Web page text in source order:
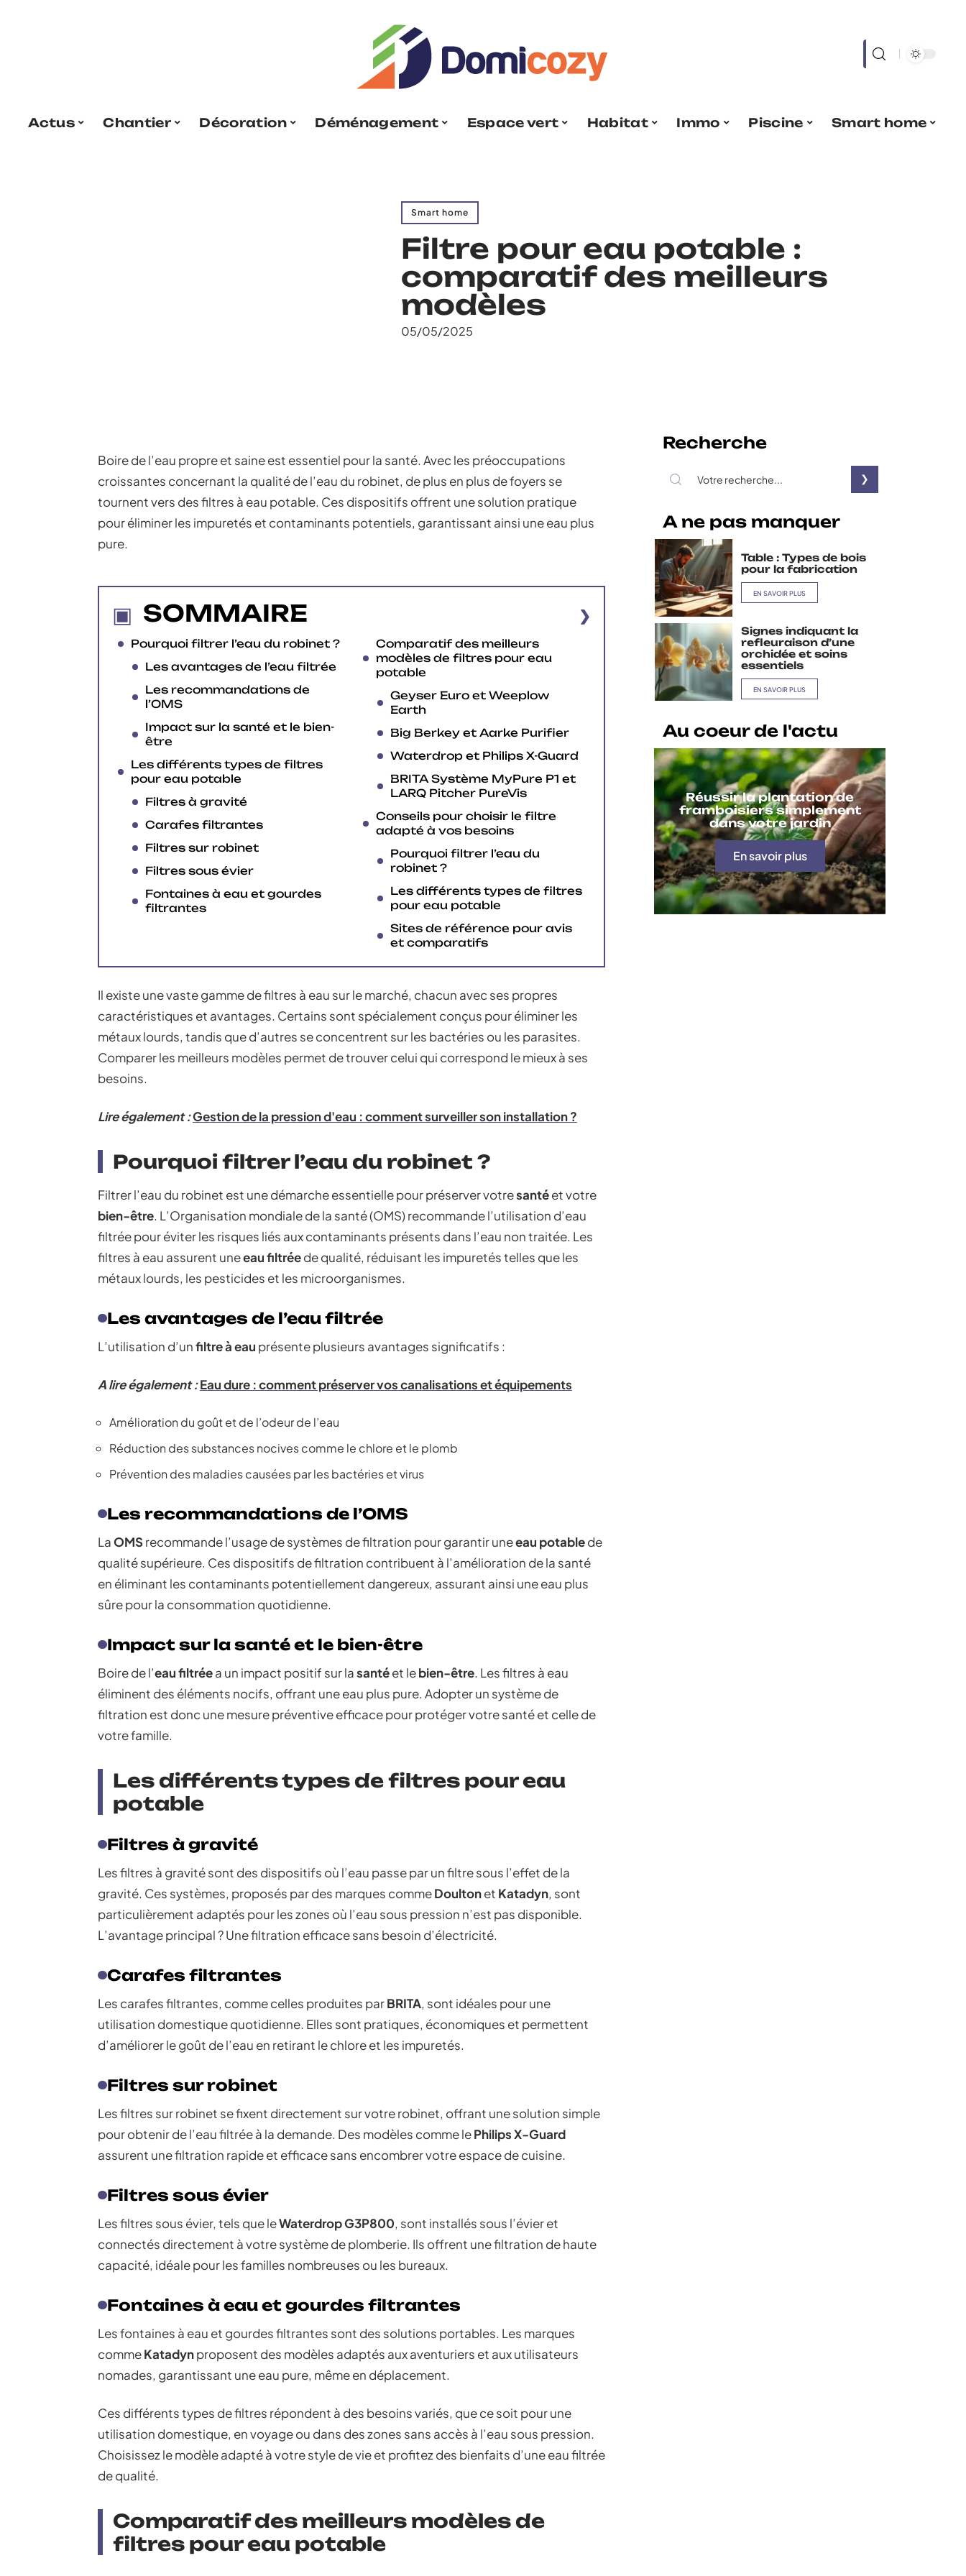
Actus Chantier Décoration Déménagement Espace vert Habitat Immo Piscine Smart home
Smart home
Filtre pour eau potable :
comparatif des meilleurs
modèles
05/05/2025
Boire de l’eau propre et saine est essentiel pour la santé. Avec les préoccupations
croissantes concernant la qualité de l’eau du robinet, de plus en plus de foyers se
tournent vers des filtres à eau potable. Ces dispositifs offrent une solution pratique
pour éliminer les impuretés et contaminants potentiels, garantissant ainsi une eau plus
pure.
SOMMAIRE
Pourquoi filtrer l’eau du robinet ?
Les avantages de l’eau filtrée
Les recommandations de
l’OMS
Impact sur la santé et le bien-
être
Les différents types de filtres
pour eau potable
Filtres à gravité
Carafes filtrantes
Filtres sur robinet
Filtres sous évier
Fontaines à eau et gourdes
filtrantes
Comparatif des meilleurs
modèles de filtres pour eau
potable
Geyser Euro et Weeplow
Earth
Big Berkey et Aarke Purifier
Waterdrop et Philips X-Guard
BRITA Système MyPure P1 et
LARQ Pitcher PureVis
Conseils pour choisir le filtre
adapté à vos besoins
Pourquoi filtrer l’eau du
robinet ?
Les différents types de filtres
pour eau potable
Sites de référence pour avis
et comparatifs
Il existe une vaste gamme de filtres à eau sur le marché, chacun avec ses propres
caractéristiques et avantages. Certains sont spécialement conçus pour éliminer les
métaux lourds, tandis que d’autres se concentrent sur les bactéries ou les parasites.
Comparer les meilleurs modèles permet de trouver celui qui correspond le mieux à ses
besoins.
Lire également :Gestion de la pression d'eau : comment surveiller son installation ?
Pourquoi filtrer l’eau du robinet ?
Filtrer l’eau du robinet est une démarche essentielle pour préserver votresantéet votre
bien-être. L’Organisation mondiale de la santé (OMS) recommande l’utilisation d’eau
filtrée pour éviter les risques liés aux contaminants présents dans l’eau non traitée. Les
filtres à eau assurent uneeau filtréede qualité, réduisant les impuretés telles que les
métaux lourds, les pesticides et les microorganismes.
Les avantages de l’eau filtrée
L’utilisation d’unfiltre à eau présente plusieurs avantages significatifs :
A lire également :Eau dure : comment préserver vos canalisations et équipements
Amélioration du goût et de l’odeur de l’eau
Réduction des substances nocives comme le chlore et le plomb
Prévention des maladies causées par les bactéries et virus
Les recommandations de l’OMS
LaOMSrecommande l’usage de systèmes de filtration pour garantir uneeau potablede
qualité supérieure. Ces dispositifs de filtration contribuent à l’amélioration de la santé
en éliminant les contaminants potentiellement dangereux, assurant ainsi une eau plus
sûre pour la consommation quotidienne.
Impact sur la santé et le bien-être
Boire de l’eau filtréea un impact positif sur lasantéet lebien-être. Les filtres à eau
éliminent des éléments nocifs, offrant une eau plus pure. Adopter un système de
filtration est donc une mesure préventive efficace pour protéger votre santé et celle de
votre famille.
Les différents types de filtres pour eau
potable
Filtres à gravité
Les filtres à gravité sont des dispositifs où l’eau passe par un filtre sous l’effet de la
gravité. Ces systèmes, proposés par des marques commeDoultonet Katadyn, sont
particulièrement adaptés pour les zones où l’eau sous pression n’est pas disponible.
L’avantage principal ? Une filtration efficace sans besoin d’électricité.
Carafes filtrantes
Les carafes filtrantes, comme celles produites parBRITA, sont idéales pour une
utilisation domestique quotidienne. Elles sont pratiques, économiques et permettent
d’améliorer le goût de l’eau en retirant le chlore et les impuretés.
Filtres sur robinet
Les filtres sur robinet se fixent directement sur votre robinet, offrant une solution simple
pour obtenir de l’eau filtrée à la demande. Des modèles comme lePhilips X-Guard
assurent une filtration rapide et efficace sans encombrer votre espace de cuisine.
Filtres sous évier
Les filtres sous évier, tels que leWaterdrop G3P800, sont installés sous l’évier et
connectés directement à votre système de plomberie. Ils offrent une filtration de haute
capacité, idéale pour les familles nombreuses ou les bureaux.
Fontaines à eau et gourdes filtrantes
Les fontaines à eau et gourdes filtrantes sont des solutions portables. Les marques
commeKatadynproposent des modèles adaptés aux aventuriers et aux utilisateurs
nomades, garantissant une eau pure, même en déplacement.
Ces différents types de filtres répondent à des besoins variés, que ce soit pour une
utilisation domestique, en voyage ou dans des zones sans accès à l’eau sous pression.
Choisissez le modèle adapté à votre style de vie et profitez des bienfaits d’une eau filtrée
de qualité.
Comparatif des meilleurs modèles de
filtres pour eau potable
Recherche
A ne pas manquer
Table : Types de bois
pour la fabrication
EN SAVOIR PLUS
Signes indiquant la
refleuraison d’une
orchidée et soins
essentiels
EN SAVOIR PLUS
Au coeur de l'actu
Réussir la plantation de
framboisiers simplement
dans votre jardin
En savoir plus